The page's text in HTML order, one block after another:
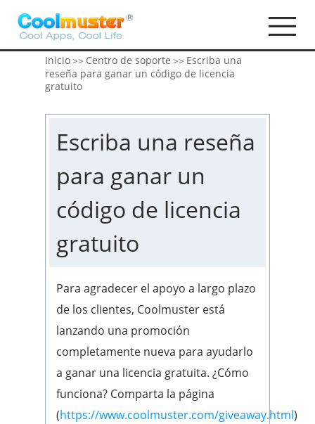
Inicio>> Centro de soporte >> Escriba una
reseña para ganar un código de licencia
gratuito
Escriba una reseña
para ganar un
código de licencia
gratuito
Para agradecer el apoyo a largo plazo
de los clientes, Coolmuster está
lanzando una promoción
completamente nueva para ayudarlo
a ganar una licencia gratuita. ¿Cómo
funciona? Comparta la página
(https://www.coolmuster.com/giveaway.html)